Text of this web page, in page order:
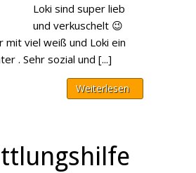
Loki sind super lieb
und verkuschelt 😉
mit viel weiß und Loki ein
. Sehr sozial und [...]
Weiterlesen